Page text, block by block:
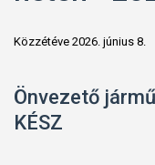
Közzétéve 2026. június 8.
Önvezető
KÉSZ